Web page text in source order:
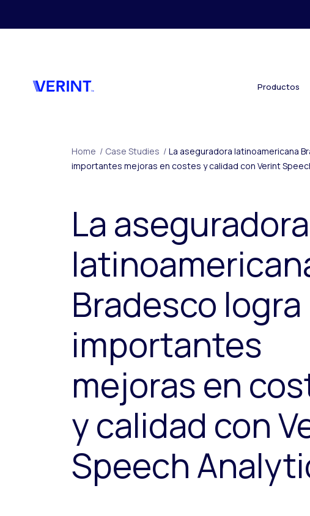
Productos
Home / Case Studies / La aseguradora latinoamericana
importantes mejoras en costes y calidad con Verint
La aseguradora
Bradesco logra
importantes
mejoras en
y calidad con
Speech